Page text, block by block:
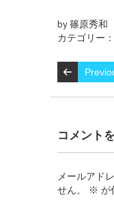
by 篠原秀和
カテゴリー：
コメント
メールアド
せん。
※ が